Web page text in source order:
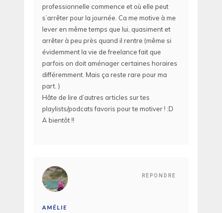
professionnelle commence et où elle peut
s’arrêter pour la journée. Ca me motive à me
lever en même temps que lui, quasiment et
arrêter à peu près quand il rentre (même si
évidemment la vie de freelance fait que
parfois on doit aménager certaines horaires
différemment. Mais ça reste rare pour ma
part. )
Hâte de lire d’autres articles sur tes
playlists/podcats favoris pour te motiver ! :D
A bientôt !!
REPONDRE
AMÉLIE